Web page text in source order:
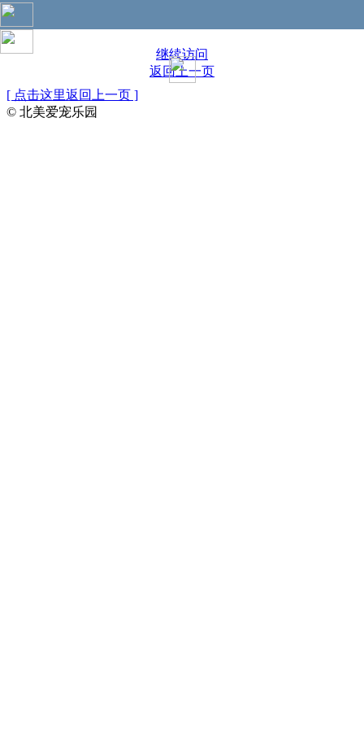
继续访问
返回上一页
[ 点击这里返回上一页 ]
© 北美爱宠乐园